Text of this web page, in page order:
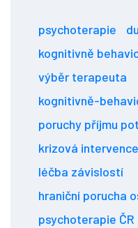
psychoterapie
kognitivně
výběr terapeuta
kognitivně-
poruchy příjmu
krizová intervence
léčba závislostí
hraniční porucha
psychoterapie ČR